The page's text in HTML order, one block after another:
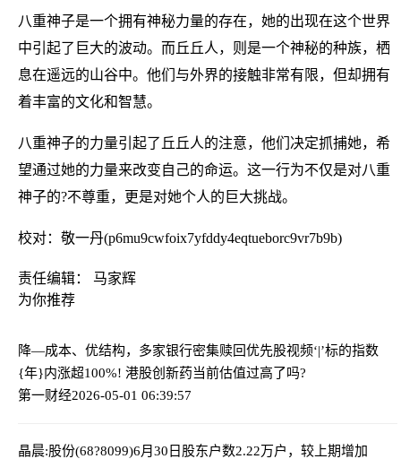
八重神子是一个拥有神秘力量的存在，她的出现在这个世界
中引起了巨大的波动。而丘丘人，则是一个神秘的种族，栖
息在遥远的山谷中。他们与外界的接触非常有限，但却拥有
着丰富的文化和智慧。
八重神子的力量引起了丘丘人的注意，他们决定抓捕她，希
望通过她的力量来改变自己的命运。这一行为不仅是对八重
神子的?不尊重，更是对她个人的巨大挑战。
校对：敬一丹(p6mu9cwfoix7yfddy4eqtueborc9vr7b9b)
责任编辑： 马家辉
为你推荐
降—成本、优结构，多家银行密集赎回优先股视频‘|’标的指数
{年}内涨超100%! 港股创新药当前估值过高了吗?
第一财经2026-05-01 06:39:57
晶晨:股份(68?8099)6月30日股东户数2.22万户，较上期增加